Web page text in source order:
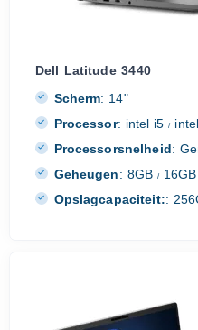
Dell Latitude 3440
Scherm: 14"
Processor: intel i5/
Processorsnelheid:
Geheugen: 8GB / 16GB
Opslagcapaciteit::